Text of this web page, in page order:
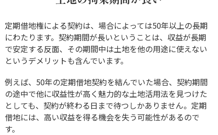
定期借地権による契約は、場合によっては50年以上の長期
にわたります。契約期間が長いということは、収益が長期
で安定する反面、その期間中は土地を他の用途に使えない
というデメリットも含んでいます。
例えば、50年の定期借地契約を結んでいた場合、契約期間
の途中で他に収益性が高く魅力的な土地活用法を見つけた
としても、契約が終わる日まで待つしかありません。定期
借地には、高い収益を得る機会を失う可能性があるので
す。